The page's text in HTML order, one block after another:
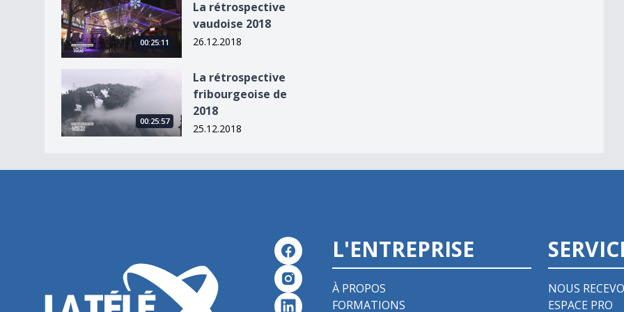
00:25:11
La rétrospective
vaudoise 2018
26.12.2018
La rétrospective fribourgeoise de 2018
00:25:57
La rétrospective
fribourgeoise de
2018
25.12.2018
L'ENTREPRISE
À PROPOS
FORMATIONS
NOUS
ESPACE PRO